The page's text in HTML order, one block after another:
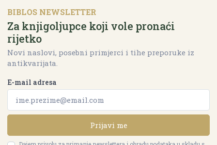
BIBLOS NEWSLETTER
Za knjigoljupce koji vole pronaći
rijetko
Novi naslovi, posebni primjerci i tihe preporuke iz
antikvarijata.
E-mail adresa
Prijavi me